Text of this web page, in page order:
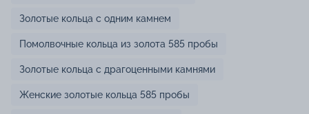
Золотые кольца с одним камнем
Помолвочные кольца из золота 585 пробы
Золотые кольца с драгоценными камнями
Женские золотые кольца 585 пробы